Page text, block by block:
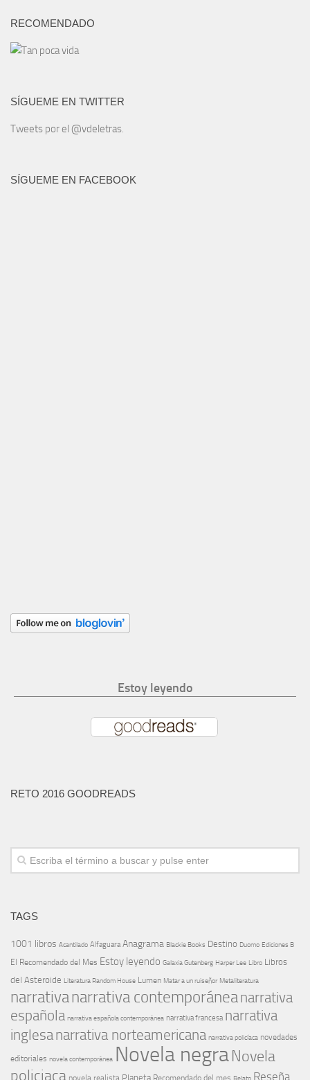
RECOMENDADO
SÍGUEME EN TWITTER
Tweets por el @vdeletras.
SÍGUEME EN FACEBOOK
Estoy leyendo
RETO 2016 GOODREADS
TAGS
1001 libros Acantilado Alfaguara Anagrama Blackie Books Destino Duomo Ediciones B
El Recomendado del Mes Estoy leyendo Galaxia Gutenberg Harper Lee Libro Libros
del Asteroide Literatura Random House Lumen Matar a un ruiseñor Metaliteratura
narrativanarrativa contemporáneanarrativa
española narrativa española contemporánea narrativa francesa narrativa
inglesanarrativa norteamericana narrativa policíaca novedades
editoriales novela contemporánea Novela negraNovela
policiaca novela realista Planeta Recomendado del mes Relato Reseña